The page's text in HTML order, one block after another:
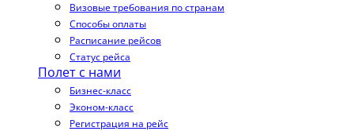
Визовые требования по странам
Способы оплаты
Расписание рейсов
Статус рейса
Полет с нами
Бизнес-класс
Эконом-класс
Регистрация на рейс